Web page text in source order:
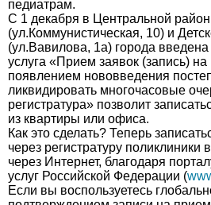
педиатрам.
С 1 декабря в Центральной
(ул.Коммунистическая, 10) и
(ул.Вавилова, 1а) города введена
услуга «Прием заявок (запись)
появлением нововведения
ликвидировать многочасовые
регистратура» позволит
из квартиры или офиса.
Как это сделать? Теперь
через регистратуру
через Интернет, благодаря
услуг Российской Федерации (
Если вы воспользуетесь